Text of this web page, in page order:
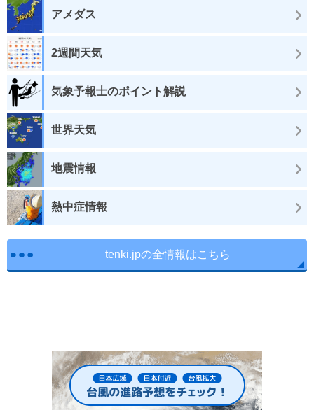
アメダス
2週間天気
気象予報士のポイント解説
世界天気
地震情報
熱中症情報
tenki.jpの全情報はこちら